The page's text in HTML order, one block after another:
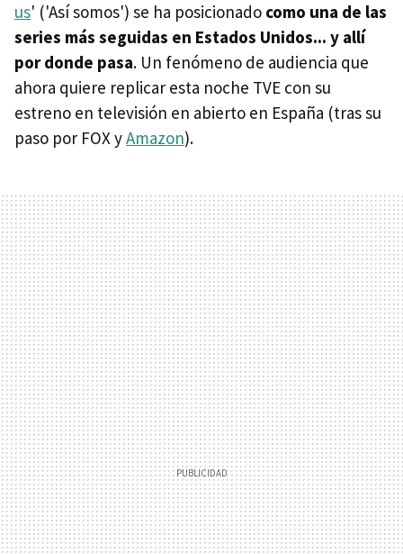
us' ('Así somos') se ha posicionado como una de las
series más seguidas en Estados Unidos... y allí
por donde pasa. Un fenómeno de audiencia que
ahora quiere replicar esta noche TVE con su
estreno en televisión en abierto en España (tras su
paso por FOX yAmazon).